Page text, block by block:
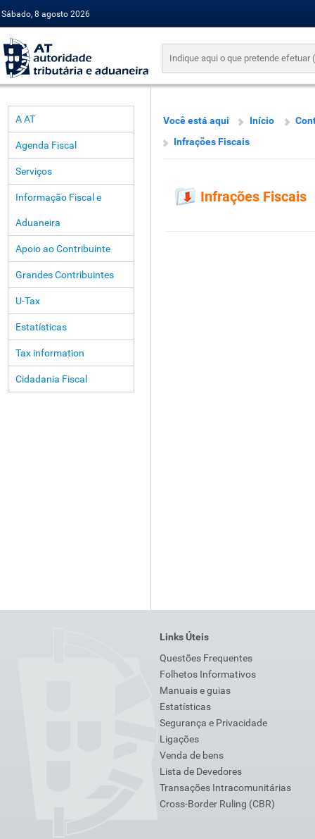
Sábado, 8 agosto 2026
A AT
Agenda Fiscal
Serviços
Informação Fiscal e
Aduaneira
Apoio ao Contribuinte
Grandes Contribuintes
U-Tax
Estatísticas
Tax information
Cidadania Fiscal
Você está aqui Início
Infrações Fiscais
Infrações Fiscais
Links Úteis
Questões Frequentes
Folhetos Informativos
Manuais e guias
Estatísticas
Segurança e Privacidade
Ligações
Venda de bens
Lista de Devedores
Transações Intracomunitárias
Cross-Border Ruling (CBR)